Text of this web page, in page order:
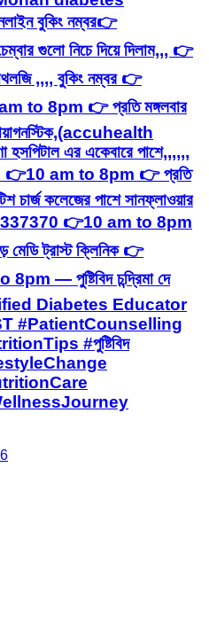
বুকিং নম্বর👉
গুলো নিচে দিয়ে দিলাম,,, 👉
,,,, বুকিং নম্বর 👉
to 8pm 👉 প্রতি মঙ্গলবার
এর একেবারে পাশে,,,,,,
👉10 am to 8pm 👉 প্রতি
চার্জ কলেজের পাশে সানফ্লাওয়ার
👉10 am to 8pm
মেডি ট্রাস্ট ক্লিনিক 👉
— পুষ্টিবিদ চন্দ্রিমা দে
Diabetes Educator
#PatientCounselling
#পুষ্টিবিদ